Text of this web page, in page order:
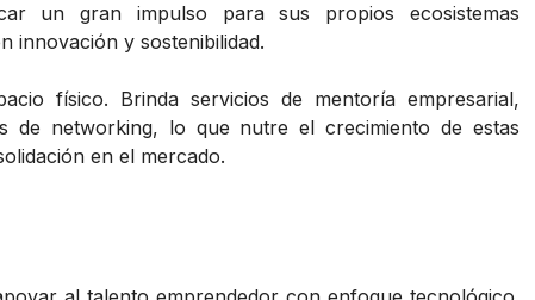
un gran impulso para sus propios ecosistemas
innovación y sostenibilidad.
físico. Brinda servicios de mentoría empresarial,
de networking, lo que nutre el crecimiento de estas
en el mercado.